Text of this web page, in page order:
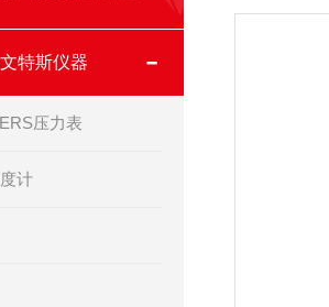
特斯仪器
压力表
计